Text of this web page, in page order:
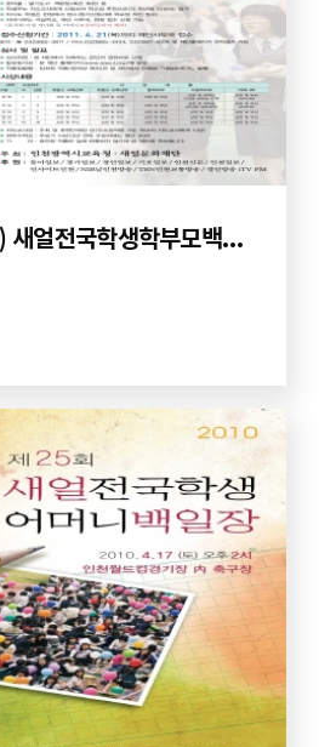
제26회(2011년) 새얼전국학생학부모백일장